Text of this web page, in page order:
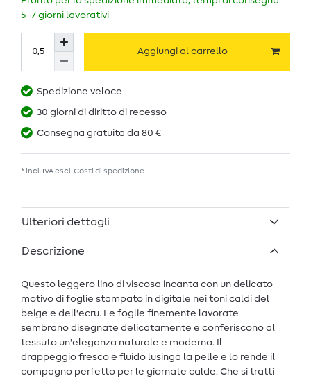
5–7 giorni lavorativi
Aggiungi al carrello
Spedizione veloce
30 giorni di diritto di recesso
Consegna gratuita da 80 €
* incl. IVA escl. Costi di spedizione
Ulteriori dettagli
Descrizione
Questo leggero lino di viscosa incanta con un delicato
motivo di foglie stampato in digitale nei toni caldi del
beige e dell'ecru. Le foglie finemente lavorate
sembrano disegnate delicatamente e conferiscono al
tessuto un'eleganza naturale e moderna. Il
drappeggio fresco e fluido lusinga la pelle e lo rende il
compagno perfetto per le giornate calde. Che si tratti